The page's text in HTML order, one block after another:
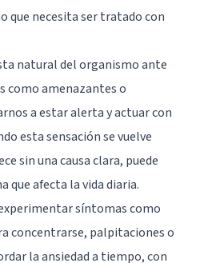
que necesita ser tratado con
natural del organismo ante
como amenazantes o
a estar alerta y actuar con
esta sensación se vuelve
sin una causa clara, puede
que afecta la vida diaria.
síntomas como
concentrarse, palpitaciones o
la ansiedad a tiempo, con